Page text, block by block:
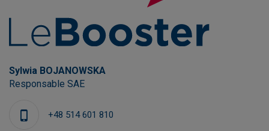
Sylwia BOJANOWSKA
Responsable SAE
+48 514 601 810